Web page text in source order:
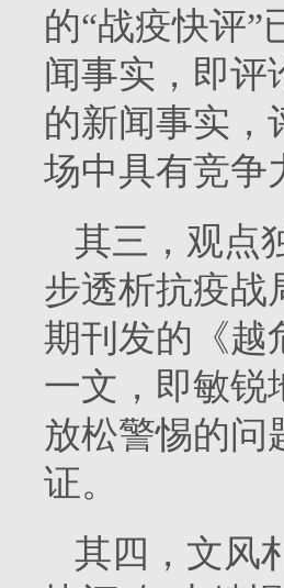
的“战疫快评
闻事实，即评
的新闻事实，
场中具有竞争
其三，观点
步透析抗疫战
期刊发的《越
一文，即敏锐
放松警惕的问
证。
其四，文风